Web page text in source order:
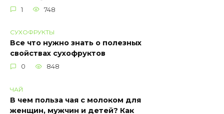
1 748
СУХОФРУКТЫ
Все что нужно знать о полезных
свойствах сухофруктов
0 848
ЧАЙ
В чем польза чая с молоком для
женщин, мужчин и детей? Как